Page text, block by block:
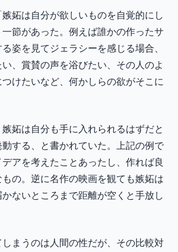
妬は自分が欲しいものを自覚的にし
節があった。例えば誰かの作ったサ
姿を見てジェラシーを感じる場合、
、賞賛の声を浴びたい、その人のよ
けたいなど、何かしらの欲がそこに
妬は自分も手に入れられるはずだと
する、と書かれていた。上記の例で
アを考えたことあったし、作れば良
の。逆に名作の映画を観ても嫉妬は
ないところまで距離が空くと手放し
まうのは人間の性だが、その比較対